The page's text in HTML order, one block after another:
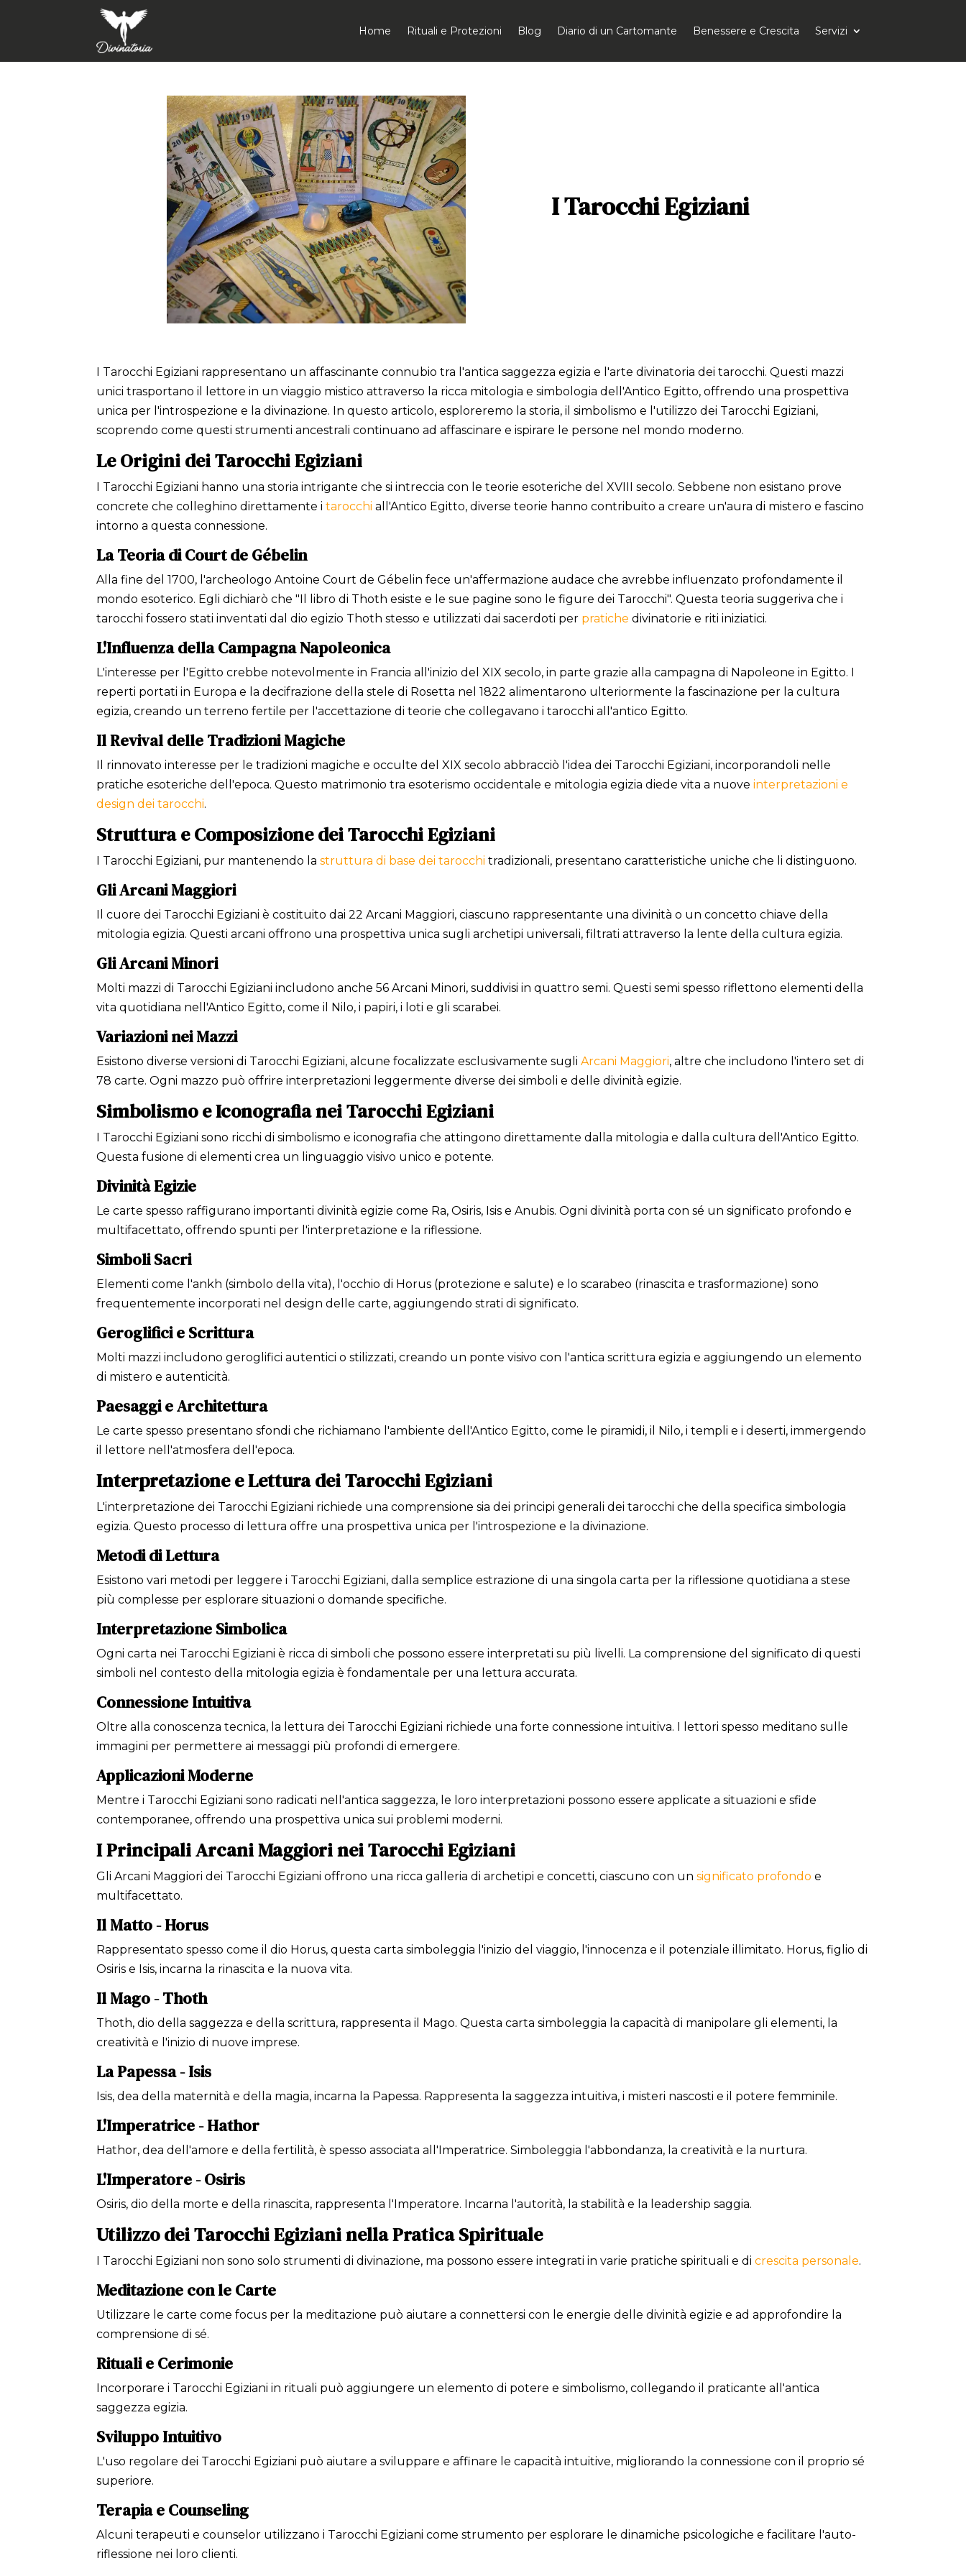
Home Rituali e Protezioni Blog Diario di un Cartomante Benessere e Crescita Servizi
I Tarocchi Egiziani
I Tarocchi Egiziani rappresentano un affascinante connubio tra l'antica saggezza egizia e l'arte divinatoria dei tarocchi. Questi mazzi
unici trasportano il lettore in un viaggio mistico attraverso la ricca mitologia e simbologia dell'Antico Egitto, offrendo una prospettiva
unica per l'introspezione e la divinazione. In questo articolo, esploreremo la storia, il simbolismo e l'utilizzo dei Tarocchi Egiziani,
scoprendo come questi strumenti ancestrali continuano ad affascinare e ispirare le persone nel mondo moderno.
Le Origini dei Tarocchi Egiziani
I Tarocchi Egiziani hanno una storia intrigante che si intreccia con le teorie esoteriche del XVIII secolo. Sebbene non esistano prove
concrete che colleghino direttamente itarocchi all'Antico Egitto, diverse teorie hanno contribuito a creare un'aura di mistero e fascino
intorno a questa connessione.
La Teoria di Court de Gébelin
Alla fine del 1700, l'archeologo Antoine Court de Gébelin fece un'affermazione audace che avrebbe influenzato profondamente il
mondo esoterico. Egli dichiarò che "Il libro di Thoth esiste e le sue pagine sono le figure dei Tarocchi". Questa teoria suggeriva che i
tarocchi fossero stati inventati dal dio egizio Thoth stesso e utilizzati dai sacerdoti per pratiche divinatorie e riti iniziatici.
L'Influenza della Campagna Napoleonica
L'interesse per l'Egitto crebbe notevolmente in Francia all'inizio del XIX secolo, in parte grazie alla campagna di Napoleone in Egitto. I
reperti portati in Europa e la decifrazione della stele di Rosetta nel 1822 alimentarono ulteriormente la fascinazione per la cultura
egizia, creando un terreno fertile per l'accettazione di teorie che collegavano i tarocchi all'antico Egitto.
Il Revival delle Tradizioni Magiche
Il rinnovato interesse per le tradizioni magiche e occulte del XIX secolo abbracciò l'idea dei Tarocchi Egiziani, incorporandoli nelle
pratiche esoteriche dell'epoca. Questo matrimonio tra esoterismo occidentale e mitologia egizia diede vita a nuoveinterpretazioni e
design dei tarocchi.
Struttura e Composizione dei Tarocchi Egiziani
I Tarocchi Egiziani, pur mantenendo lastruttura di base dei tarocchi tradizionali, presentano caratteristiche uniche che li distinguono.
Gli Arcani Maggiori
Il cuore dei Tarocchi Egiziani è costituito dai 22 Arcani Maggiori, ciascuno rappresentante una divinità o un concetto chiave della
mitologia egizia. Questi arcani offrono una prospettiva unica sugli archetipi universali, filtrati attraverso la lente della cultura egizia.
Gli Arcani Minori
Molti mazzi di Tarocchi Egiziani includono anche 56 Arcani Minori, suddivisi in quattro semi. Questi semi spesso riflettono elementi della
vita quotidiana nell'Antico Egitto, come il Nilo, i papiri, i loti e gli scarabei.
Variazioni nei Mazzi
Esistono diverse versioni di Tarocchi Egiziani, alcune focalizzate esclusivamente sugliArcani Maggiori, altre che includono l'intero set di
78 carte. Ogni mazzo può offrire interpretazioni leggermente diverse dei simboli e delle divinità egizie.
Simbolismo e Iconografia nei Tarocchi Egiziani
I Tarocchi Egiziani sono ricchi di simbolismo e iconografia che attingono direttamente dalla mitologia e dalla cultura dell'Antico Egitto.
Questa fusione di elementi crea un linguaggio visivo unico e potente.
Divinità Egizie
Le carte spesso raffigurano importanti divinità egizie come Ra, Osiris, Isis e Anubis. Ogni divinità porta con sé un significato profondo e
multifacettato, offrendo spunti per l'interpretazione e la riflessione.
Simboli Sacri
Elementi come l'ankh (simbolo della vita), l'occhio di Horus (protezione e salute) e lo scarabeo (rinascita e trasformazione) sono
frequentemente incorporati nel design delle carte, aggiungendo strati di significato.
Geroglifici e Scrittura
Molti mazzi includono geroglifici autentici o stilizzati, creando un ponte visivo con l'antica scrittura egizia e aggiungendo un elemento
di mistero e autenticità.
Paesaggi e Architettura
Le carte spesso presentano sfondi che richiamano l'ambiente dell'Antico Egitto, come le piramidi, il Nilo, i templi e i deserti, immergendo
il lettore nell'atmosfera dell'epoca.
Interpretazione e Lettura dei Tarocchi Egiziani
L'interpretazione dei Tarocchi Egiziani richiede una comprensione sia dei principi generali dei tarocchi che della specifica simbologia
egizia. Questo processo di lettura offre una prospettiva unica per l'introspezione e la divinazione.
Metodi di Lettura
Esistono vari metodi per leggere i Tarocchi Egiziani, dalla semplice estrazione di una singola carta per la riflessione quotidiana a stese
più complesse per esplorare situazioni o domande specifiche.
Interpretazione Simbolica
Ogni carta nei Tarocchi Egiziani è ricca di simboli che possono essere interpretati su più livelli. La comprensione del significato di questi
simboli nel contesto della mitologia egizia è fondamentale per una lettura accurata.
Connessione Intuitiva
Oltre alla conoscenza tecnica, la lettura dei Tarocchi Egiziani richiede una forte connessione intuitiva. I lettori spesso meditano sulle
immagini per permettere ai messaggi più profondi di emergere.
Applicazioni Moderne
Mentre i Tarocchi Egiziani sono radicati nell'antica saggezza, le loro interpretazioni possono essere applicate a situazioni e sfide
contemporanee, offrendo una prospettiva unica sui problemi moderni.
I Principali Arcani Maggiori nei Tarocchi Egiziani
Gli Arcani Maggiori dei Tarocchi Egiziani offrono una ricca galleria di archetipi e concetti, ciascuno con unsignificato profondo e
multifacettato.
Il Matto - Horus
Rappresentato spesso come il dio Horus, questa carta simboleggia l'inizio del viaggio, l'innocenza e il potenziale illimitato. Horus, figlio di
Osiris e Isis, incarna la rinascita e la nuova vita.
Il Mago - Thoth
Thoth, dio della saggezza e della scrittura, rappresenta il Mago. Questa carta simboleggia la capacità di manipolare gli elementi, la
creatività e l'inizio di nuove imprese.
La Papessa - Isis
Isis, dea della maternità e della magia, incarna la Papessa. Rappresenta la saggezza intuitiva, i misteri nascosti e il potere femminile.
L'Imperatrice - Hathor
Hathor, dea dell'amore e della fertilità, è spesso associata all'Imperatrice. Simboleggia l'abbondanza, la creatività e la nurtura.
L'Imperatore - Osiris
Osiris, dio della morte e della rinascita, rappresenta l'Imperatore. Incarna l'autorità, la stabilità e la leadership saggia.
Utilizzo dei Tarocchi Egiziani nella Pratica Spirituale
I Tarocchi Egiziani non sono solo strumenti di divinazione, ma possono essere integrati in varie pratiche spirituali e dicrescita personale.
Meditazione con le Carte
Utilizzare le carte come focus per la meditazione può aiutare a connettersi con le energie delle divinità egizie e ad approfondire la
comprensione di sé.
Rituali e Cerimonie
Incorporare i Tarocchi Egiziani in rituali può aggiungere un elemento di potere e simbolismo, collegando il praticante all'antica
saggezza egizia.
Sviluppo Intuitivo
L'uso regolare dei Tarocchi Egiziani può aiutare a sviluppare e affinare le capacità intuitive, migliorando la connessione con il proprio sé
superiore.
Terapia e Counseling
Alcuni terapeuti e counselor utilizzano i Tarocchi Egiziani come strumento per esplorare le dinamiche psicologiche e facilitare l'auto-
riflessione nei loro clienti.